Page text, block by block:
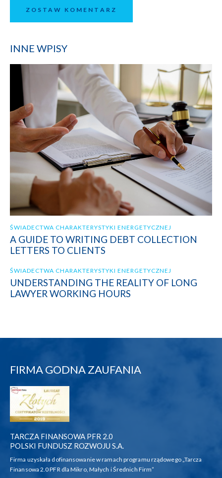
INNE WPISY
ŚWIADECTWA CHARAKTERYSTYKI ENERGETYCZNEJ
A GUIDE TO WRITING DEBT COLLECTION
LETTERS TO CLIENTS
ŚWIADECTWA CHARAKTERYSTYKI ENERGETYCZNEJ
UNDERSTANDING THE REALITY OF LONG
LAWYER WORKING HOURS
FIRMA GODNA ZAUFANIA
TARCZA FINANSOWA PFR 2.0
POLSKI FUNDUSZ ROZWOJU S.A.
Firma uzyskała dofinansowanie w ramach programu rządowego „Tarcza
Finansowa 2.0 PFR dla Mikro, Małych i Średnich Firm”